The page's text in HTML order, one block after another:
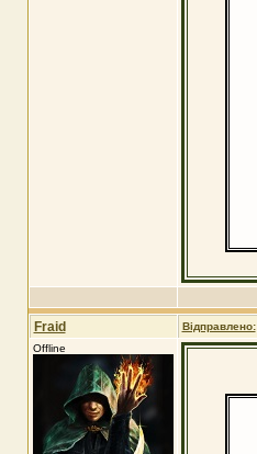
Fraid Відправлено:
Offline